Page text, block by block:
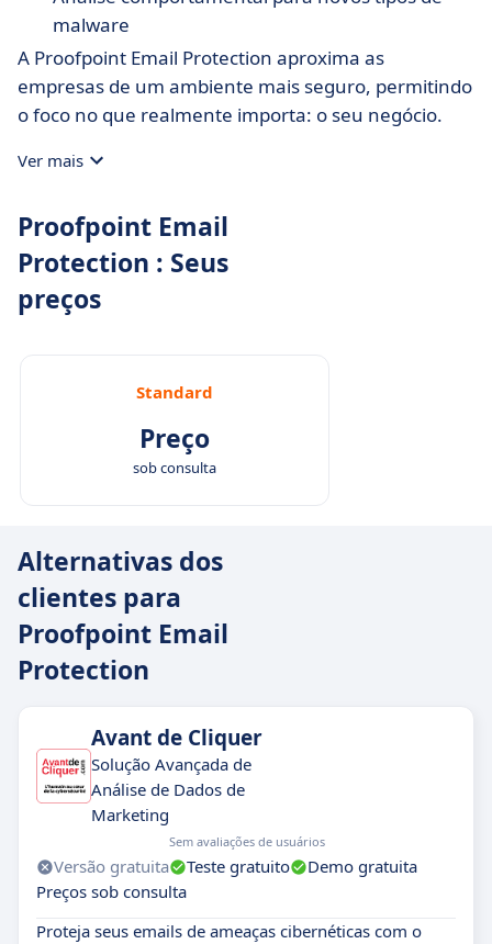
malware
A Proofpoint Email Protection aproxima as
empresas de um ambiente mais seguro, permitindo
o foco no que realmente importa: o seu negócio.
Ver mais
Proofpoint Email
Protection : Seus
preços
Standard
Preço
sob consulta
Alternativas dos
clientes para
Proofpoint Email
Protection
Avant de Cliquer
Solução Avançada de
Análise de Dados de
Marketing
Sem avaliações de usuários
Versão gratuita Teste gratuito
Demo gratuita
Preços sob consulta
Proteja seus emails de ameaças cibernéticas com o